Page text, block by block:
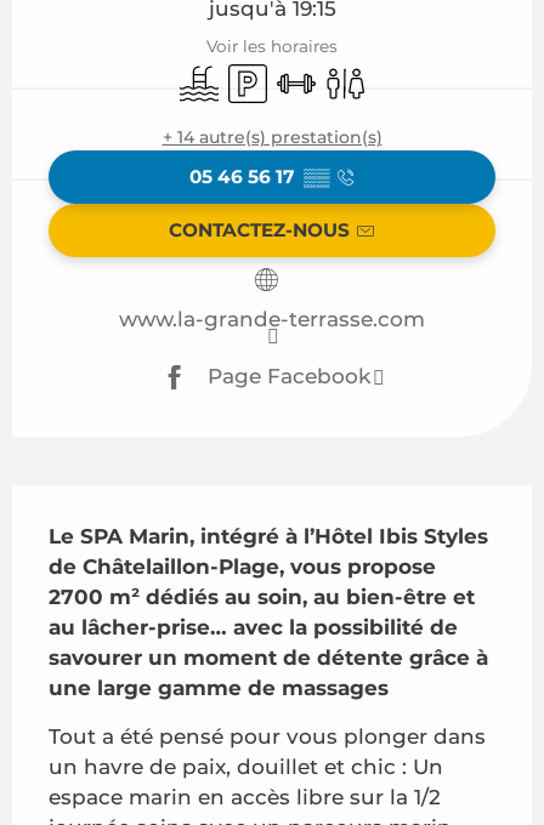
jusqu'à 19:15
Voir les horaires
PiscineParkingSalle de sport
Toilettes
+ 14 autre(s) prestation(s)
05 46 56 17 ▒▒
CONTACTEZ-NOUS
www.la-grande-terrasse.com
Page Facebook
Le SPA Marin, intégré à l’Hôtel Ibis Styles
de Châtelaillon-Plage, vous propose
2700 m² dédiés au soin, au bien-être et
au lâcher-prise… avec la possibilité de
savourer un moment de détente grâce à
une large gamme de massages
Tout a été pensé pour vous plonger dans
un havre de paix, douillet et chic : Un
espace marin en accès libre sur la 1/2